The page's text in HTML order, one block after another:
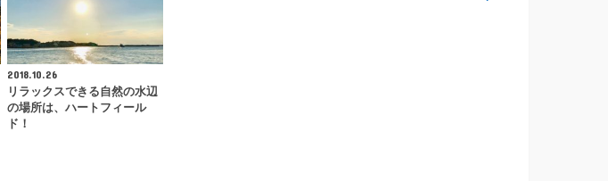
2018.10.26
リラックスできる自然の水辺
の場所は、ハートフィール
ド！